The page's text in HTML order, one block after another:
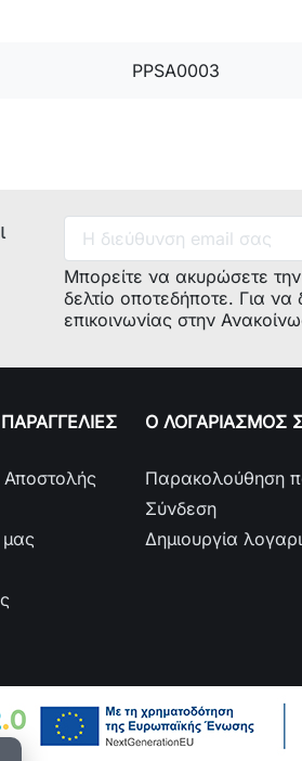
PPSA0003
Μπορείτε να ακυρώσετε
δελτίο οποτεδήποτε. Για να
επικοινωνίας στην
μας
Ο ΛΟΓΑΡΙΑΣΜΟΣ
Παρακολούθηση
Σύνδεση
Δημιουργία